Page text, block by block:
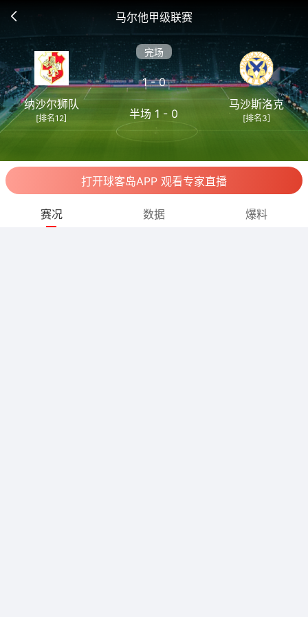
马尔他甲级联赛
纳沙尔狮队
[排名12]
完场
1 - 0
半场 1 - 0
马沙斯洛克
[排名3]
打开球客岛APP 观看专家直播
赛况 数据 爆料